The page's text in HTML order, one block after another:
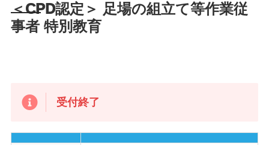
＜CPD認定＞ 足場の組立て等作業従
事者 特別教育
受付終了